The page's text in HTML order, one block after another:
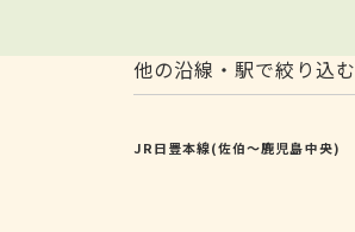
他の沿線・駅で絞り込む
JR日豊本線(佐伯～鹿児島中央)